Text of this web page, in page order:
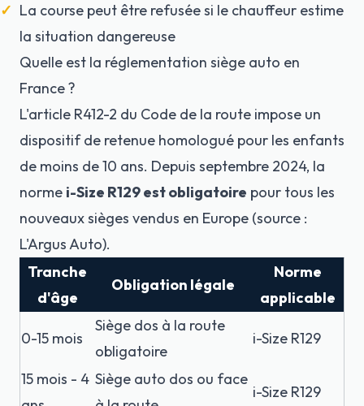
La course peut être refusée si le chauffeur estime
la situation dangereuse
Quelle est la réglementation siège auto en
France ?
L'article R412-2 du Code de la route impose un
dispositif de retenue homologué pour les enfants
de moins de 10 ans. Depuis septembre 2024, la
norme i-Size R129 est obligatoire pour tous les
nouveaux sièges vendus en Europe (source :
L'Argus Auto).
Tranche
d'âge
Obligation légale
Norme
applicable
0-15 mois
Siège dos à la route
obligatoire
i-Size R129
15 mois - 4 Siège auto dos ou face
i-Size R129